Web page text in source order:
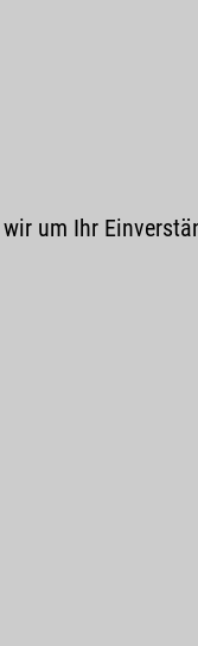
um Ihr